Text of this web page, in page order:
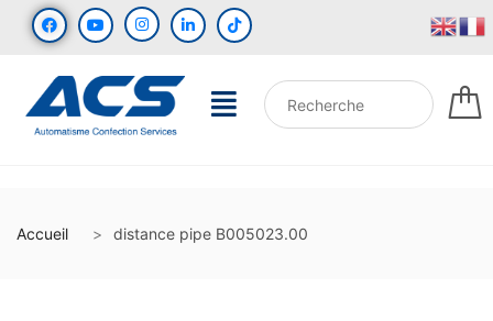
Accueil distance pipe B005023.00